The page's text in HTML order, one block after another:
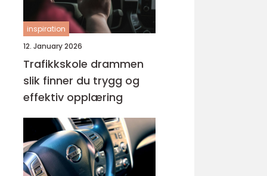
inspiration
12. January 2026
Trafikkskole drammen
slik finner du trygg og
effektiv opplæring